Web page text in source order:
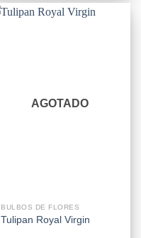
AGOTADO
BULBOS DE FLORES
Tulipan Royal Virgin